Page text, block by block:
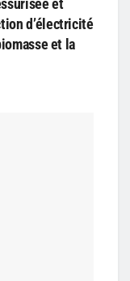
et
d’électricité
et la